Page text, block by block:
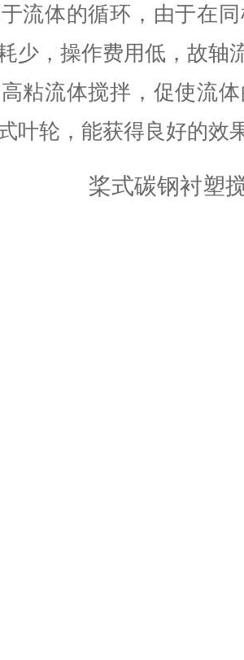
流体的循环，由于在
少，操作费用低，故轴
粘流体搅拌，促使流
叶轮，能获得良好的效